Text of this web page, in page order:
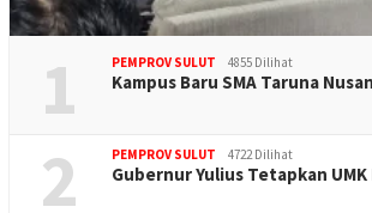
1 PEMPROV SULUT 4855 Dilihat
Kampus Baru SMA Taruna
2 PEMPROV SULUT 4722 Dilihat
Gubernur Yulius Tetapkan UMK